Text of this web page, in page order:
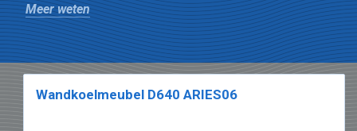
Meer weten
Wandkoelmeubel D640 ARIES06